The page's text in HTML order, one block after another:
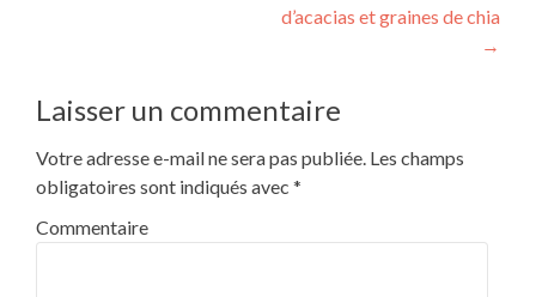
d’acacias et graines de chia
→
Laisser un commentaire
Votre adresse e-mail ne sera pas publiée. Les champs
obligatoires sont indiqués avec *
Commentaire